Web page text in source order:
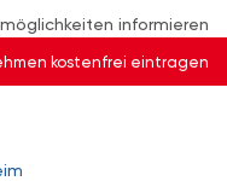
informieren
kostenfrei eintragen